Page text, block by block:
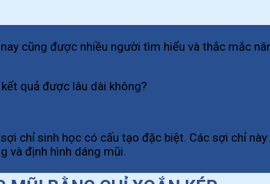
cũng được nhiều người tìm hiểu và thắc mắc
quả được lâu dài không?
chỉ sinh học có cấu tạo đặc biệt. Các sợi chỉ
và định hình dáng mũi.